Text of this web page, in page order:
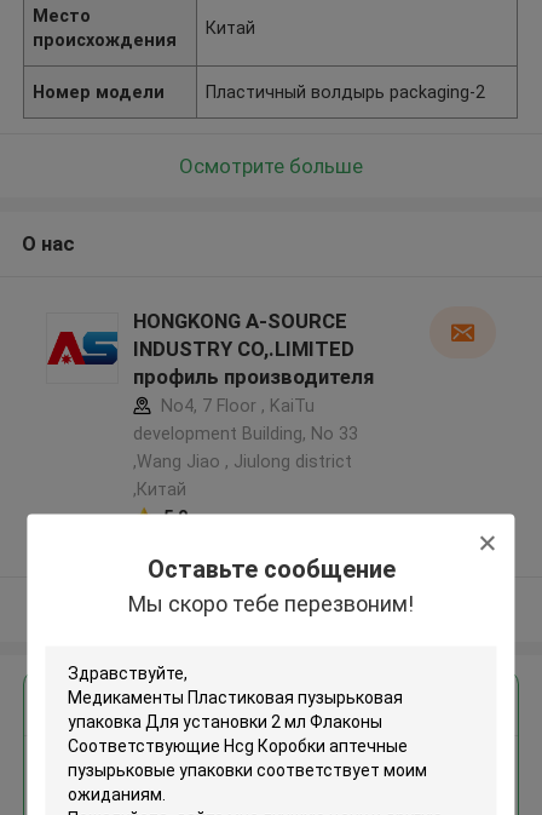
Оставьте сообщение
Мы скоро тебе перезвоним!
Место
происхождения
Китай
Номер модели Пластичный волдырь packaging-2
Осмотрите больше
О нас
HONGKONG A-SOURCE
INDUSTRY CO,.LIMITED
профиль производителя
No4, 7 Floor , KaiTu
development Building, No 33
,Wang Jiao , Jiulong district
,Китай
5.0
поставщик
Осмотрите больше
Получить лучшую цену для
Медикаменты Пластиковая